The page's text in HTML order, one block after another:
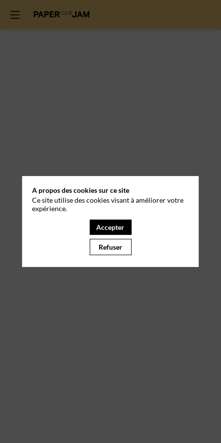
Il manque du contenu : rafraichissez votre navigateur
A propos des cookies sur ce site
Ce site utilise des cookies visant à améliorer votre
expérience.
Accepter
Refuser